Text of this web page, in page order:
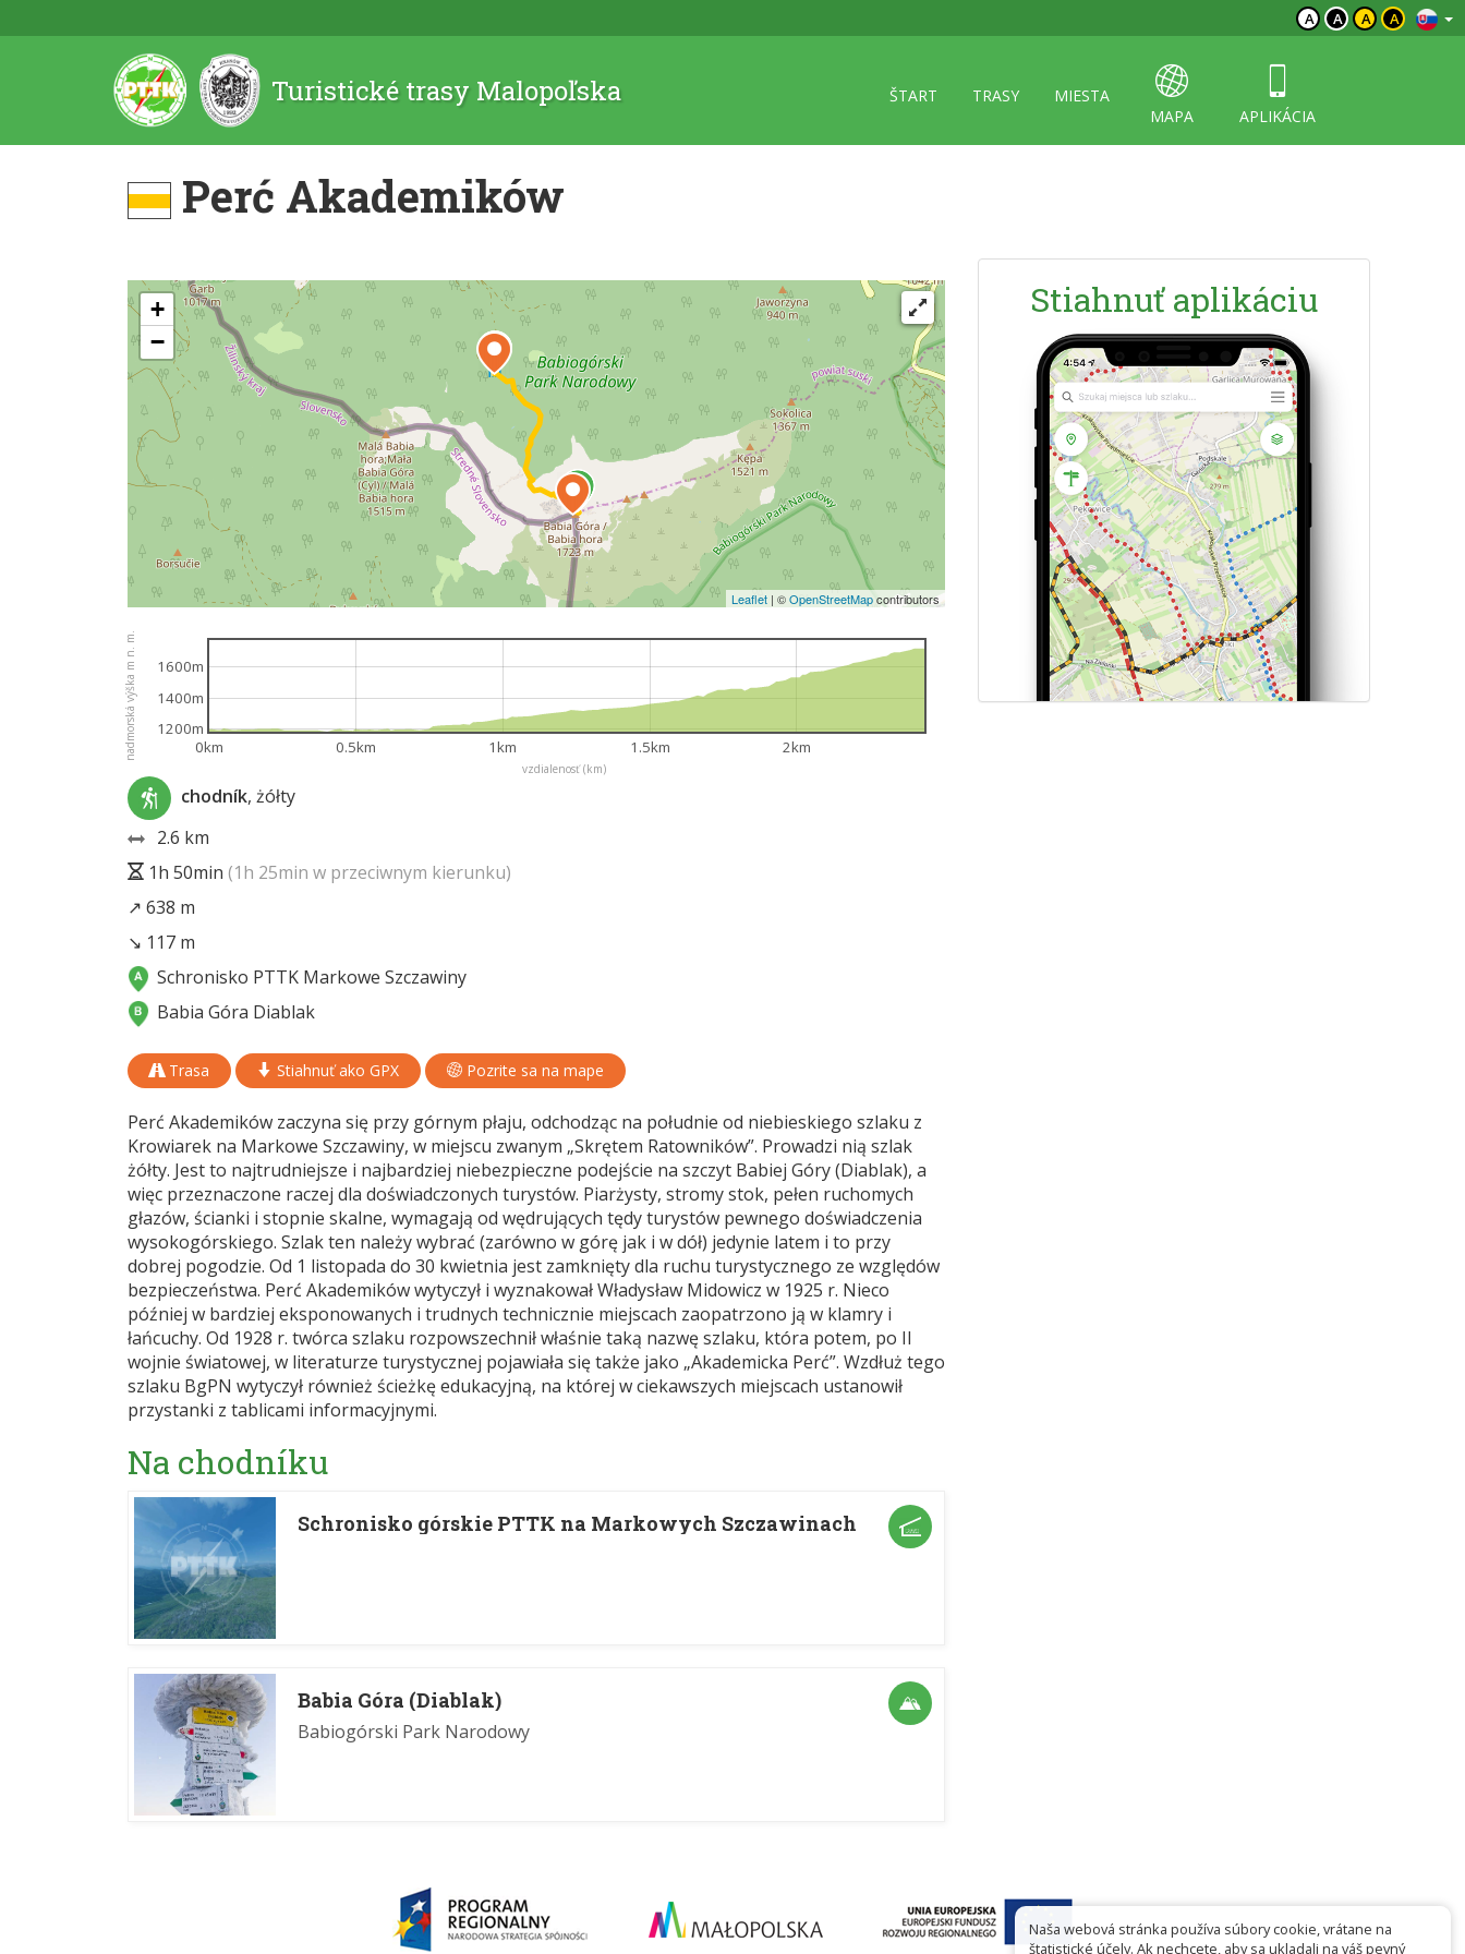
A A A A
Turistické trasy Malopoľska ŠTART TRASY
MIESTA
MAPA
APLIKÁCIA
Perć Akademików
+
−
Leaflet | ©OpenStreetMapcontributors
vzdialenosť (km)
nadmorská výška m n. m. 0km 0.5km 1km 1.5km 2km
1200m
1400m
1600m
chodník, żółty
2.6 km
1h 50min (1h 25min w przeciwnym kierunku)
↗ 638 m
↘ 117 m
Schronisko PTTK Markowe Szczawiny
Babia Góra Diablak
Trasa Stiahnuť ako GPX Pozrite sa na mape
Perć Akademików zaczyna się przy górnym płaju, odchodząc na południe od niebieskiego szlaku z
Krowiarek na Markowe Szczawiny, w miejscu zwanym „Skrętem Ratowników”. Prowadzi nią szlak
żółty. Jest to najtrudniejsze i najbardziej niebezpieczne podejście na szczyt Babiej Góry (Diablak), a
więc przeznaczone raczej dla doświadczonych turystów. Piarżysty, stromy stok, pełen ruchomych
głazów, ścianki i stopnie skalne, wymagają od wędrujących tędy turystów pewnego doświadczenia
wysokogórskiego. Szlak ten należy wybrać (zarówno w górę jak i w dół) jedynie latem i to przy
dobrej pogodzie. Od 1 listopada do 30 kwietnia jest zamknięty dla ruchu turystycznego ze względów
bezpieczeństwa. Perć Akademików wytyczył i wyznakował Władysław Midowicz w 1925 r. Nieco
później w bardziej eksponowanych i trudnych technicznie miejscach zaopatrzono ją w klamry i
łańcuchy. Od 1928 r. twórca szlaku rozpowszechnił właśnie taką nazwę szlaku, która potem, po II
wojnie światowej, w literaturze turystycznej pojawiała się także jako „Akademicka Perć”. Wzdłuż tego
szlaku BgPN wytyczył również ścieżkę edukacyjną, na której w ciekawszych miejscach ustanowił
przystanki z tablicami informacyjnymi.
Na chodníku
Schronisko górskie PTTK na Markowych Szczawinach
Babia Góra (Diablak)
Babiogórski Park Narodowy
Stiahnuť aplikáciu
Naša webová stránka používa súbory cookie, vrátane na
štatistické účely. Ak nechcete, aby sa ukladali na váš pevný